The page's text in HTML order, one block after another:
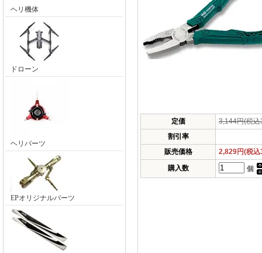
ヘリ機体
ドローン
ヘリパーツ
EPオリジナルパーツ
定価
3,144円(税
割引率
販売価格
2,829円(税
購入数
個